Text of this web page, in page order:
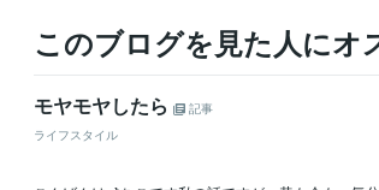
このブログを見た人にオ
モヤモヤしたら
記事
ライフスタイル